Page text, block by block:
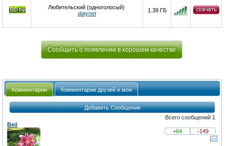
Любительский (одноголосый)
datynet
1.39 ГБ
Сообщить о появлении в хорошем качестве
Комментарии Комментарии друзей и мои
Добавить Сообщение
Всего сообщений 1
Beil
+64
-149